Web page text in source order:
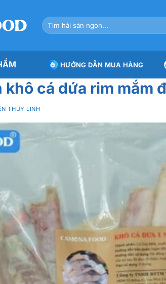
Tìm
kiếm:
HƯỚNG DẪN MUA HÀNG
khô cá dứa rim mắm
THÙY LINH